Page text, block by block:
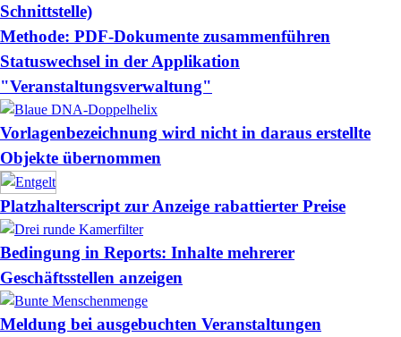
Schnittstelle)
Methode: PDF-Dokumente zusammenführen
Statuswechsel in der Applikation
"Veranstaltungsverwaltung"
Vorlagenbezeichnung wird nicht in daraus erstellte
Objekte übernommen
Platzhalterscript zur Anzeige rabattierter Preise
Bedingung in Reports: Inhalte mehrerer
Geschäftsstellen anzeigen
Meldung bei ausgebuchten Veranstaltungen